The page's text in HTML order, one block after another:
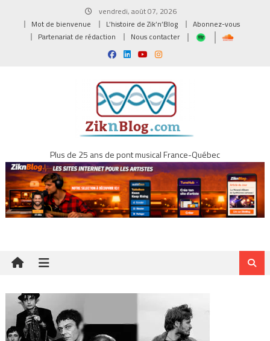
vendredi, août 07, 2026
Mot de bienvenue
L’histoire de Zik’n’Blog
Abonnez-vous
Partenariat de rédaction
Nous contacter
Plus de 25 ans de pont musical France-Québec